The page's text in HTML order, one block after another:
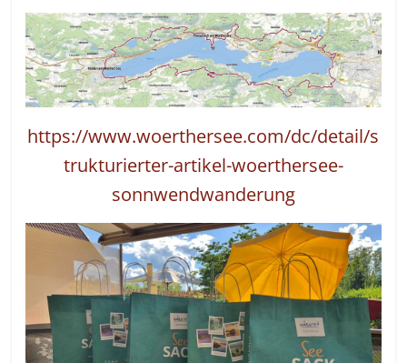
https://www.woerthersee.com/dc/detail/s
trukturierter-artikel-woerthersee-
sonnwendwanderung